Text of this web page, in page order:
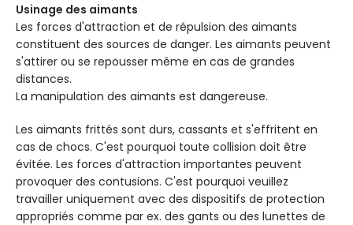
Usinage des aimants
Les forces d'attraction et de répulsion des aimants
constituent des sources de danger. Les aimants peuvent
s'attirer ou se repousser même en cas de grandes
distances.
La manipulation des aimants est dangereuse.
Les aimants frittés sont durs, cassants et s'effritent en
cas de chocs. C'est pourquoi toute collision doit être
évitée. Les forces d'attraction importantes peuvent
provoquer des contusions. C'est pourquoi veuillez
travailler uniquement avec des dispositifs de protection
appropriés comme par ex. des gants ou des lunettes de